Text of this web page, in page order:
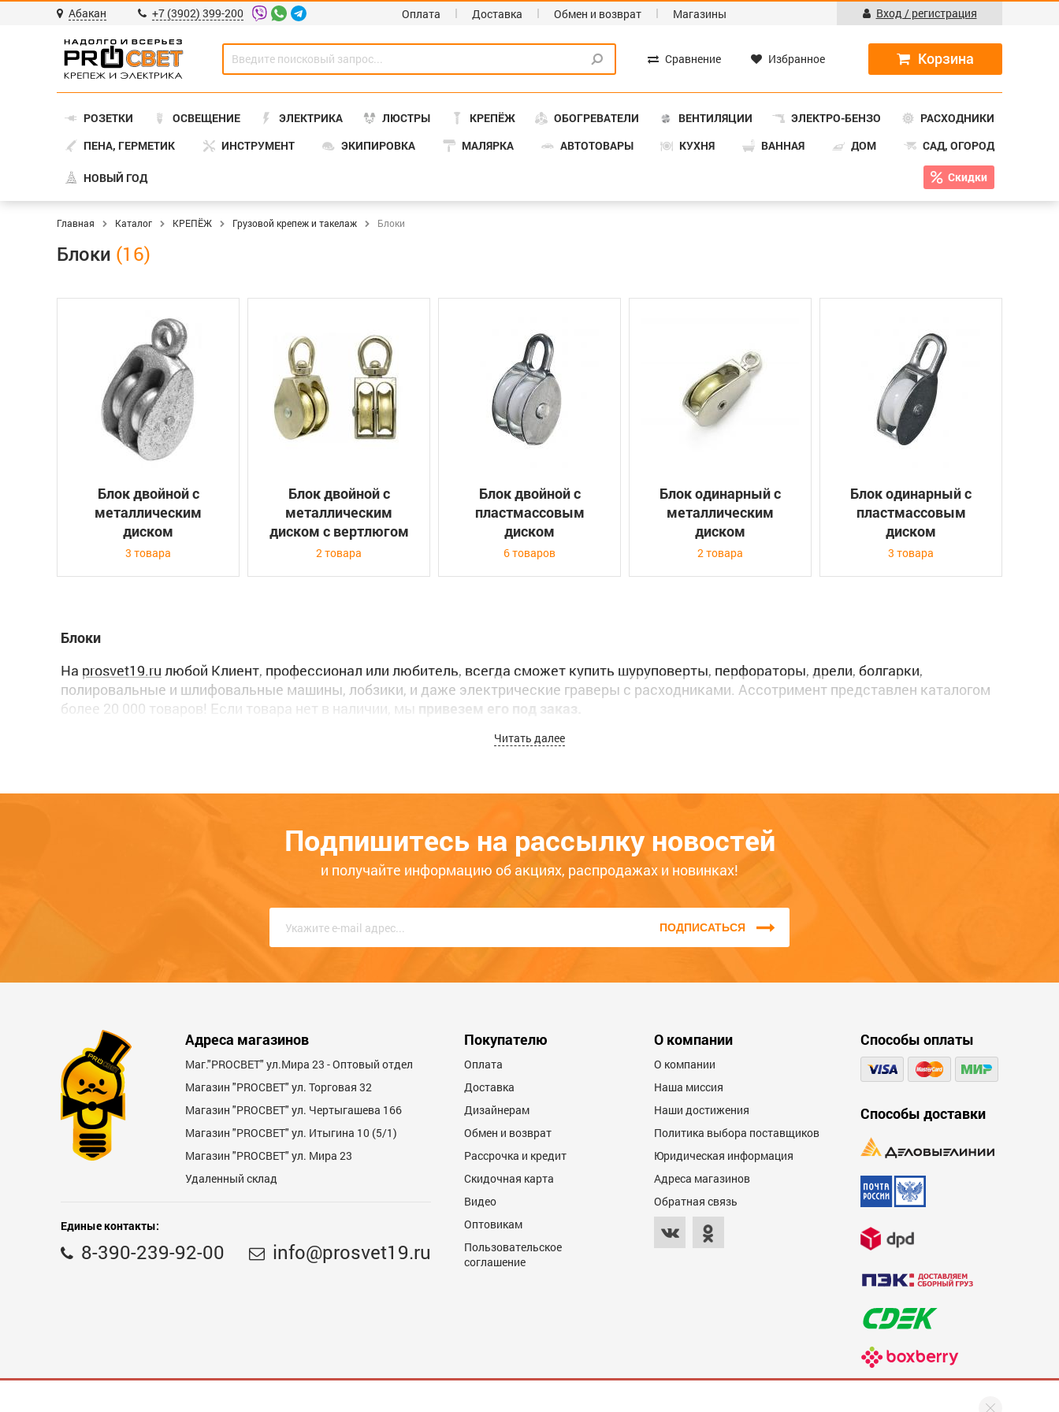
Абакан +7 (3902) 399-200 Оплата Доставка Обмен и возврат Магазины Вход / регистрация
Сравнение Избранное
РОЗЕТКИ ОСВЕЩЕНИЕ ЭЛЕКТРИКА ЛЮСТРЫ КРЕПЁЖ ОБОГРЕВАТЕЛИ ВЕНТИЛЯЦИИ ЭЛЕКТРО-БЕНЗО
РАСХОДНИКИ
ПЕНА, ГЕРМЕТИК
ИНСТРУМЕНТ ЭКИПИРОВКА МАЛЯРКА АВТОТОВАРЫ КУХНЯ ВАННАЯ ДОМ САД, ОГОРОД
НОВЫЙ ГОД Скидки
Главная Каталог КРЕПЁЖ Грузовой крепеж и такелаж Блоки
Блоки
Блок двойной с
металлическим
диском
3 товара
Блок двойной с
металлическим
диском с вертлюгом
2 товара
Блок двойной с
пластмассовым
диском
6 товаров
Блок одинарный с
металлическим
диском
2 товара
Блок одинарный с
пластмассовым
диском
3 товара
Блоки
На prosvet19.ru любой Клиент, профессионал или любитель, всегда сможет купить шуруповерты, перфораторы, дрели, болгарки,
полировальные и шлифовальные машины, лобзики, и даже электрические граверы с расходниками. Ассотримент представлен каталогом
более 20 000 товаров! Если товара нет в наличии, мы привезем его под заказ.
службу вечерней доставкипо городам Абакан, Черногорск, Усть-Абакан – это гарантия того,
Если Вам потребуется нашаконсультация, или вы хотите заказать товар, вы сможете это сделать в форме обратной связи на сайте или по
Читать далее
Подпишитесь на рассылку новостей
и получайте информацию об акциях, распродажах и новинках!
ПОДПИСАТЬСЯ
Адреса магазинов
Маг."PROСВЕТ" ул.Мира 23 - Оптовый отдел
Магазин "PROСВЕТ" ул. Торговая 32
Магазин "PROCBET" ул. Чертыгашева 166
Магазин "PROCBET" ул. Итыгина 10 (5/1)
Магазин "PROСВЕТ" ул. Мира 23
Удаленный склад
Единые контакты:
8-390-239-92-00 info@prosvet19.ru
Покупателю
Оплата
Доставка
Дизайнерам
Обмен и возврат
Рассрочка и кредит
Скидочная карта
Видео
Оптовикам
Пользовательское
соглашение
О компании
О компании
Наша миссия
Наши достижения
Политика выбора поставщиков
Юридическая информация
Адреса магазинов
Обратная связь
Способы оплаты
Способы доставки